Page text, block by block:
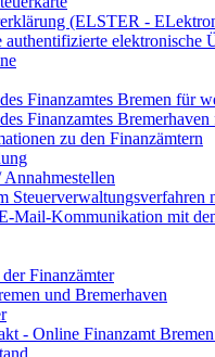
(ELSTER -
authentifizierte elektronische
Finanzamtes Bremen für
Finanzamtes
zu den Finanzämtern
Mail-Kommunikation mit
Finanzämter
und Bremerhaven
- Online Finanzamt